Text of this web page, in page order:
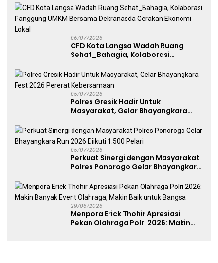
Free Day Makassar
06/07/2026
CFD Kota Langsa Wadah Ruang
Sehat_Bahagia, Kolaborasi
Dekranasda Gerakan Ekonomi Lokal
05/07/2026
Polres Gresik Hadir Untuk
Masyarakat, Gelar Bhayangkara
05/07/2026
Perkuat Sinergi dengan Masyarakat
Polres Ponorogo Gelar Bhayangkara
29/06/2026
Menpora Erick Thohir Apresiasi
Pekan Olahraga Polri 2026: Makin